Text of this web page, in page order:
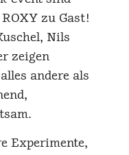
zu Gast!
Nils
zeigen
andere als
Experimente,